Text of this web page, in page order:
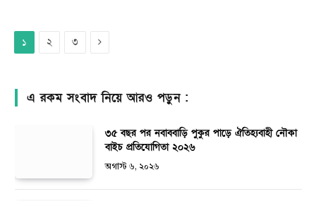
১ ২ ৩ Next
এ রকম সংবাদ নিয়ে আরও পড়ুন :
৩৫ বছর পর নবাববাড়ি পুকুর পাড়ে ঐতিহ্যবাহী নৌকা
বাইচ প্রতিযোগিতা ২০২৬
অগাস্ট ৬, ২০২৬